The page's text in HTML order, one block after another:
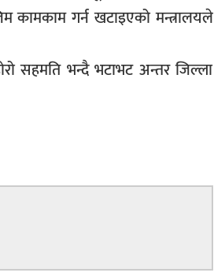
कामकाम गर्न खटाइएको मन्त्रालयले
सहमति भन्दै भटाभट अन्तर जिल्ला